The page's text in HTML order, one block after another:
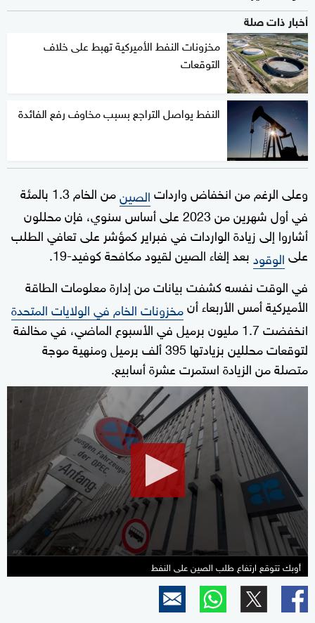
أخبار ذات صلة
مخزونات النفط الأميركية تهبط على خلاف
التوقعات
النفط يواصل التراجع بسبب مخاوف رفع الفائدة
وعلى الرغم من انخفاض وارداتالصين
من الخام 1.3 بالمئة
في أول شهرين من 2023 على أساس سنوي، فإن محللون
أشاروا إلى زيادة الواردات في فبراير كمؤشر على تعافي الطلب
علىالوقودبعد إلغاء الصين لقيود مكافحة كوفيد-19.
في الوقت نفسه كشفت بيانات من إدارة معلومات الطاقة
الأميركية أمس الأربعاء أنمخزونات الخام في الولايات المتحدة
انخفضت 1.7 مليون برميل في الأسبوع الماضي، في مخالفة
لتوقعات محللين بزيادتها 395 ألف برميل ومنهية موجة
متصلة من الزيادة استمرت عشرة أسابيع.
seconds
أوبك تتوقع ارتفاع طلب الصين على النفط